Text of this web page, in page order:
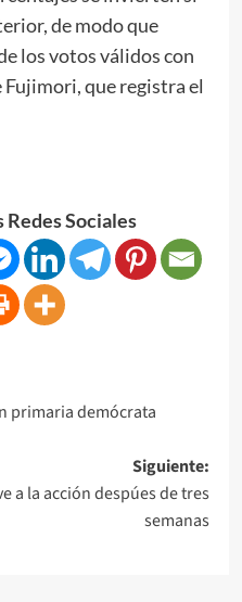
de modo que
los votos válidos con
que registra el
Sociales
primaria demócrata
Siguiente:
a la acción despúes de tres
semanas